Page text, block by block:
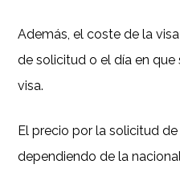
Además, el coste de la
de solicitud o el día en que
visa.
El precio por la solicitud de
dependiendo de la